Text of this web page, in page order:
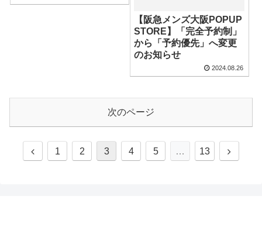
【阪急メンズ大阪POPUP
STORE】「完全予約制」
から「予約優先」へ変更
のお知らせ
2024.08.26
次のページ
1 2 3 4 5 … 13